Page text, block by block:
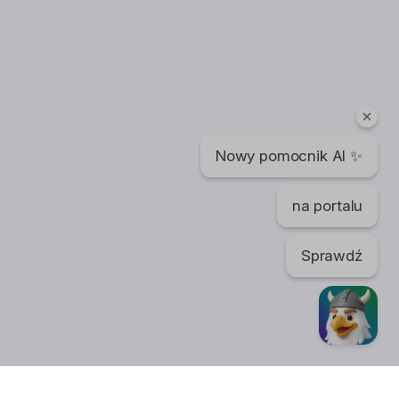
Nowy pomocnik AI ✨
na portalu
Sprawdź